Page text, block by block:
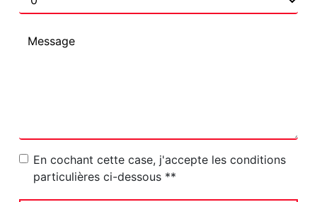
En cochant cette case, j'accepte les conditions
particulières ci-dessous **